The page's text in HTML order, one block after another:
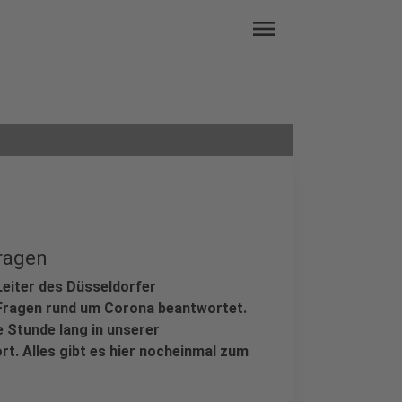
menu
des Düsseldorfer
rund um Corona beantwortet.
Stunde lang in unserer
Alles gibt es hier nocheinmal zum